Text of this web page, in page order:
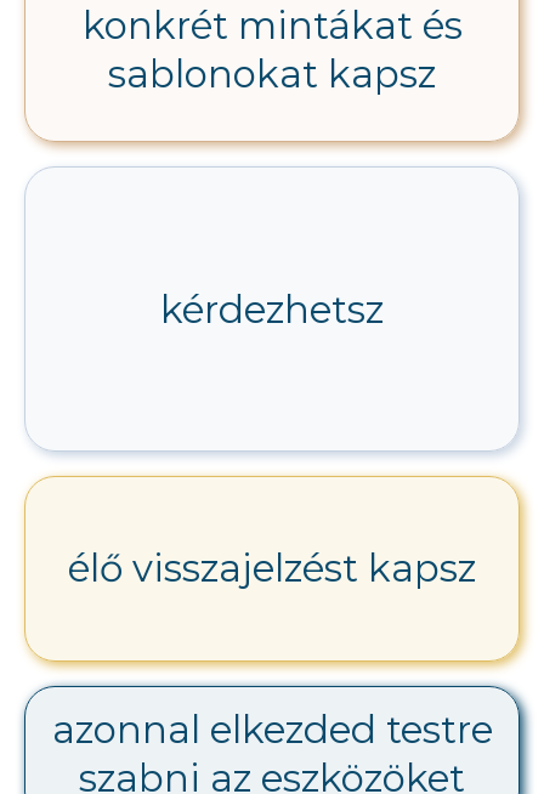
konkrét mintákat és
sablonokat kapsz
kérdezhetsz
élő visszajelzést kapsz
azonnal elkezded testre
szabni az eszközöket